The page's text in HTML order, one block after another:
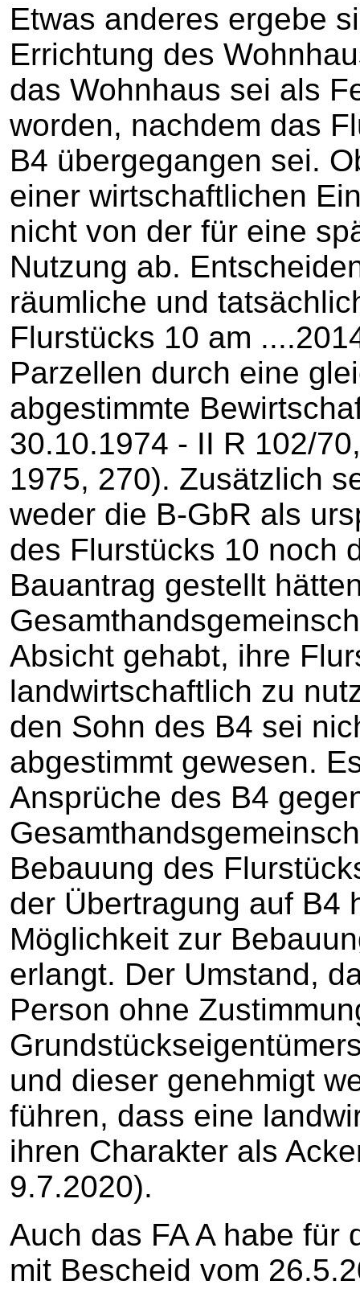
Etwas anderes ergebe
Errichtung des
das Wohnhaus sei als
worden, nachdem das
B4 übergegangen sei.
einer wirtschaftlichen
nicht von der für eine
Nutzung ab.
räumliche und
Flurstücks 10 am
Parzellen durch eine
abgestimmte
30.10.1974 - II R 102/
1975, 270). Zusätzlich
weder die B-GbR als
des Flurstücks 10 noch
Bauantrag gestellt
Absicht gehabt, ihre
landwirtschaftlich zu
den Sohn des B4 sei
abgestimmt gewesen.
Ansprüche des B4
Bebauung des
der Übertragung auf B4
Möglichkeit zur
erlangt. Der Umstand,
Person ohne
und dieser genehmigt
führen, dass eine
ihren Charakter als
9.7.2020).
Auch das FA A habe für
mit Bescheid vom